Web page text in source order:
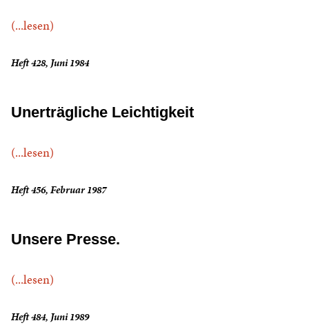
(...lesen)
Heft 428, Juni 1984
Unerträgliche Leichtigkeit
(...lesen)
Heft 456, Februar 1987
Unsere Presse.
(...lesen)
Heft 484, Juni 1989